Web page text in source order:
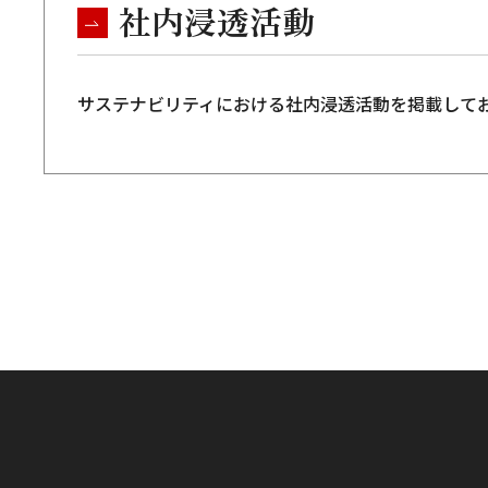
社内浸透活動
サステナビリティにおける社内浸透活動を掲載して